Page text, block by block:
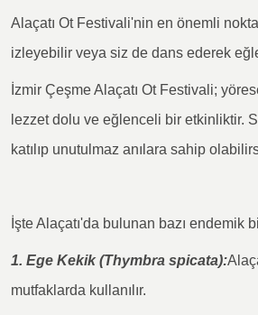
Alaçatı Ot Festivali'nin en önemli
izleyebilir veya siz de dans ederek
İzmir Çeşme Alaçatı Ot Festivali;
lezzet dolu ve eğlenceli bir etkinliktir.
katılıp unutulmaz anılara sahip
İşte Alaçatı'da bulunan bazı endemik
1. Ege Kekik (Thymbra spicata):
mutfaklarda kullanılır.